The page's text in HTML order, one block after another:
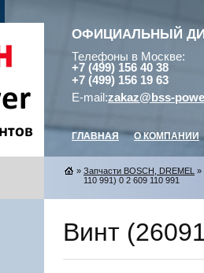
ОФИЦИАЛЬНЫЙ
Телефоны в Москве:
+7 (499) 156 40 38
+7 (499) 156 19 63
E-mail:zakaz@bss-
ГЛАВНАЯ О КОМПАНИИ
» Запчасти BOSCH, DREMEL »
110 991) 0 2 609 110 991
Винт